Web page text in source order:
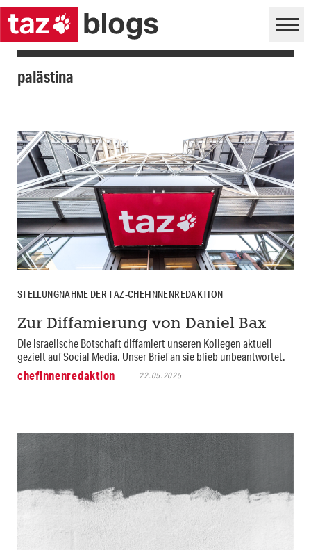
palästina
STELLUNGNAHME DER TAZ-CHEFINNENREDAKTION
Zur Diffamierung von Daniel Bax
Die israelische Botschaft diffamiert unseren Kollegen aktuell
gezielt auf Social Media. Unser Brief an sie blieb unbeantwortet.
chefinnenredaktion
22.05.2025